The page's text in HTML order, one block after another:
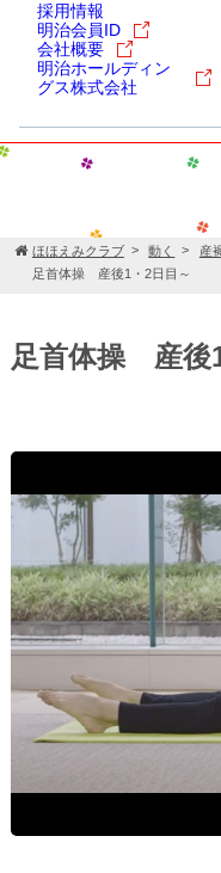
採用情報
明治会員ID
会社概要
明治ホールディン
グス株式会社
ほほえみクラブ 動く
産
足首体操 産後1・2日目～
足首体操 産後